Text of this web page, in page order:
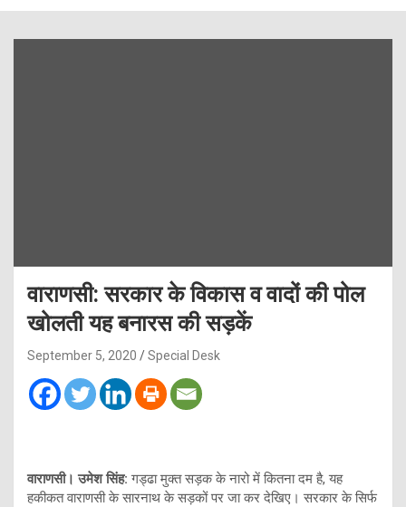
वाराणसी: सरकार के विकास व वादों की पोल
खोलती यह बनारस की सड़कें
September 5, 2020 Special Desk
वाराणसी। उमेश सिंह:गड्ढा मुक्त सड़क के नारो में कितना दम है, यह
हकीकत वाराणसी के सारनाथ के सड़कों पर जा कर देखिए। सरकार के सिर्फ